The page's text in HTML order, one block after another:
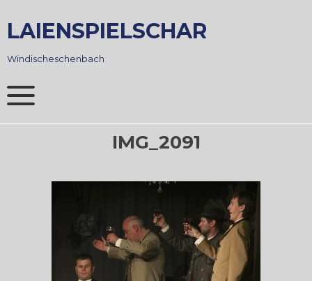
to
content
LAIENSPIELSCHAR
Windischeschenbach
IMG_2091